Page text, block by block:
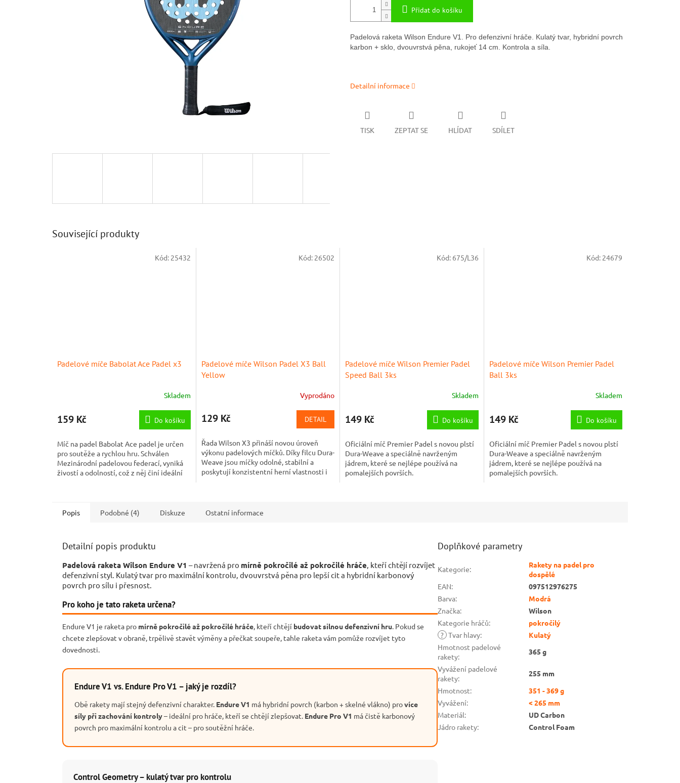
Přidat do košíku
Padelová raketa Wilson Endure V1. Pro defenzivní hráče. Kulatý tvar, hybridní povrch
karbon + sklo, dvouvrstvá pěna, rukojeť 14 cm. Kontrola a síla.
Detailní informace
TISK ZEPTAT SE HLÍDAT SDÍLET
Související produkty
Padelové míče Babolat Ace Padel x3
Skladem
159 Kč Do košíku
Míč na padel Babolat Ace padel je určen
pro soutěže a rychlou hru. Schválen
Mezinárodní padelovou federací, vyniká
živostí a odolností, což z něj činí ideální
Kód: 25432
Padelové míče Wilson Padel X3 Ball
Yellow
Vyprodáno
129 Kč DETAIL
Řada Wilson X3 přináší novou úroveň
výkonu padelových míčků. Díky filcu Dura-
Weave jsou míčky odolné, stabilní a
poskytují konzistentní herní vlastnosti i
Kód: 26502
Padelové míče Wilson Premier Padel
Speed Ball 3ks
Skladem
149 Kč Do košíku
Oficiální míč Premier Padel s novou plstí
Dura-Weave a speciálně navrženým
jádrem, které se nejlépe používá na
pomalejších površích.
Kód: 675/L36
Padelové míče Wilson Premier Padel
Ball 3ks
Skladem
149 Kč Do košíku
Oficiální míč Premier Padel s novou plstí
Dura-Weave a speciálně navrženým
jádrem, které se nejlépe používá na
pomalejších površích.
Kód: 24679
Popis Podobné (4) Diskuze Ostatní informace
Detailní popis produktu
Padelová raketa Wilson Endure V1 – navržená pro mírně pokročilé až pokročilé hráče, kteří chtějí rozvíjet
defenzivní styl. Kulatý tvar pro maximální kontrolu, dvouvrstvá pěna pro lepší cit a hybridní karbonový
povrch pro sílu i přesnost.
Pro koho je tato raketa určena?
Endure V1 je raketa pro mírně pokročilé až pokročilé hráče, kteří chtějí budovat silnou defenzivní hru. Pokud se
chcete zlepšovat v obraně, trpělivě stavět výměny a přečkat soupeře, tahle raketa vám pomůže rozvíjet tyto
dovednosti.
Endure V1 vs. Endure Pro V1 – jaký je rozdíl?
Obě rakety mají stejný defenzivní charakter. Endure V1 má hybridní povrch (karbon + skelné vlákno) províce
síly při zachování kontroly– ideální pro hráče, kteří se chtějí zlepšovat. Endure Pro V1 má čistě karbonový
povrch pro maximální kontrolu a cit – pro soutěžní hráče.
Control Geometry – kulatý tvar pro kontrolu
Doplňkové parametry
Kategorie:
Rakety na padel pro
dospělé
EAN:
097512976275
Barva:
Modrá
Značka:
Wilson
Kategorie hráčů:
pokročilý
? Tvar hlavy:
Kulatý
Hmotnost padelové
rakety:
365 g
Vyvážení padelové
rakety:
255 mm
Hmotnost:
351 - 369 g
Vyvážení:
< 265 mm
Materiál:
UD Carbon
Jádro rakety: Control Foam